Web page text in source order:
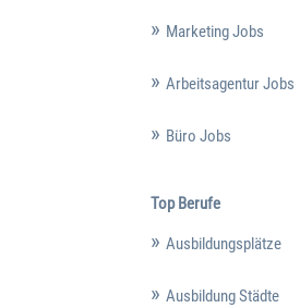
Marketing Jobs
Arbeitsagentur Jobs
Büro Jobs
Top Berufe
Ausbildungsplätze
Ausbildung Städte